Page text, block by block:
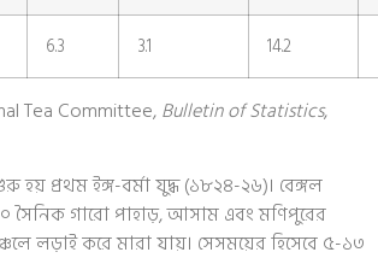
6.3 3.1 14.2
Tea Committee,Bulletin of Statistics,
প্রথম ইঙ্গ-বর্মা যুদ্ধ (১৮২৪-২৬)। বেঙ্গল
সৈনিক গারো পাহাড়, আসাম এবং মণিপুরের
লড়াই করে মারা যায়। সেসময়ের হিসেবে ৫-১৩